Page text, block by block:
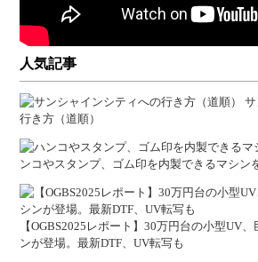
人気記事
行き方（道順）
ンコやスタンプ、ゴム印を内製できるマシン
【OGBS2025レポート】30万円台の小型UV
ンが登場。最新DTF、UV転写も